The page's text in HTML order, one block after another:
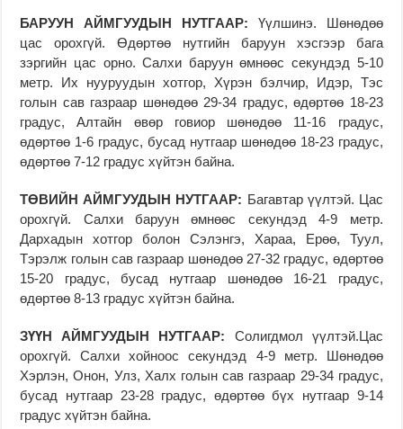
БАРУУН АЙМГУУДЫН НУТГААР: Үүлшинэ. Шөнөдөө
цас орохгүй. Өдөртөө нутгийн баруун хэсгээр бага
зэргийн цас орно. Салхи баруун өмнөөс секундэд 5-10
метр. Их нууруудын хотгор, Хүрэн бэлчир, Идэр, Тэс
голын сав газраар шөнөдөө 29-34 градус, өдөртөө 18-23
градус, Алтайн өвөр говиор шөнөдөө 11-16 градус,
өдөртөө 1-6 градус, бусад нутгаар шөнөдөө 18-23 градус,
өдөртөө 7-12 градус хүйтэн байна.
ТӨВИЙН АЙМГУУДЫН НУТГААР: Багавтар үүлтэй. Цас
орохгүй. Салхи баруун өмнөөс секундэд 4-9 метр.
Дархадын хотгор болон Сэлэнгэ, Хараа, Ерөө, Туул,
Тэрэлж голын сав газраар шөнөдөө 27-32 градус, өдөртөө
15-20 градус, бусад нутгаар шөнөдөө 16-21 градус,
өдөртөө 8-13 градус хүйтэн байна.
ЗҮҮН АЙМГУУДЫН НУТГААР: Солигдмол үүлтэй.Цас
орохгүй. Салхи хойноос секундэд 4-9 метр. Шөнөдөө
Хэрлэн, Онон, Улз, Халх голын сав газраар 29-34 градус,
бусад нутгаар 23-28 градус, өдөртөө бүх нутгаар 9-14
градус хүйтэн байна.